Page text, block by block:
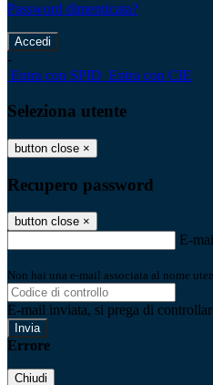
Password dimenticata?
-
Entra con SPID Entra con CIE
Seleziona utente
button close ×
Recupero password
button close ×
E-
Non hai una e-mail associata al nome
E-mail inviata, si prega di
Errore
Chiudi